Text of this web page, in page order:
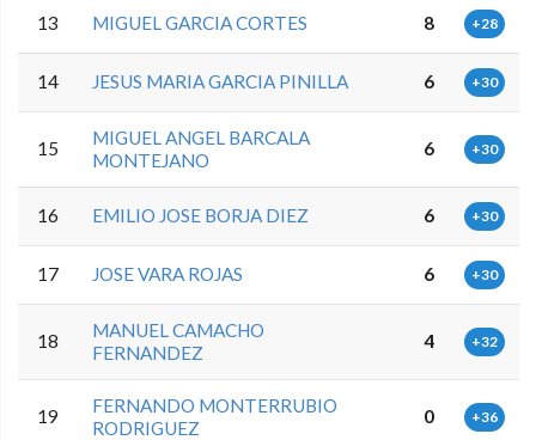
13 MIGUEL GARCIA CORTES 8 +28
14 JESUS MARIA GARCIA PINILLA 6 +30
15
MIGUEL ANGEL BARCALA
MONTEJANO
6 +30
16 EMILIO JOSE BORJA DIEZ 6 +30
17 JOSE VARA ROJAS 6 +30
18
MANUEL CAMACHO
FERNANDEZ
4 +32
19
FERNANDO MONTERRUBIO
RODRIGUEZ
0 +36